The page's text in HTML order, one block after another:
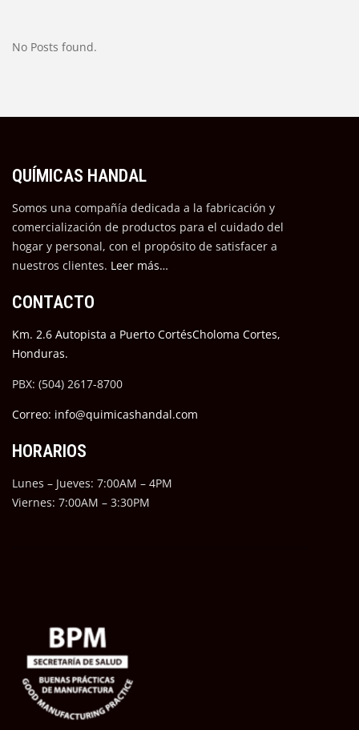
No Posts found.
QUÍMICAS HANDAL
Somos una compañía dedicada a la fabricación y
comercialización de productos para el cuidado del
hogar y personal, con el propósito de satisfacer a
nuestros clientes. Leer más…
CONTACTO
Km. 2.6 Autopista a Puerto CortésCholoma Cortes,
Honduras.
PBX: (504) 2617-8700
Correo: info@quimicashandal.com
HORARIOS
Lunes – Jueves: 7:00AM – 4PM
Viernes: 7:00AM – 3:30PM